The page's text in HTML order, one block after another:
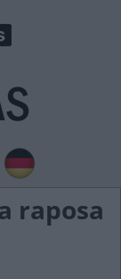
raposa